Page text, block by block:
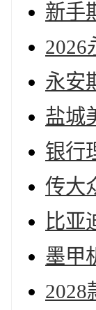
新手
2026
永安
盐城
银行
传大
比亚
墨甲
2028